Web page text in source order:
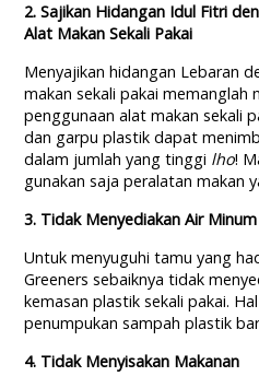
2. Sajikan Hidangan Idul Fitri
Alat Makan Sekali Pakai
Menyajikan hidangan Lebaran
makan sekali pakai memanglah
penggunaan alat makan sekali
dan garpu plastik dapat
dalam jumlah yang tinggi lho!
gunakan saja peralatan makan
3. Tidak Menyediakan Air
Untuk menyuguhi tamu yang
Greeners sebaiknya tidak
kemasan plastik sekali pakai.
penumpukan sampah plastik
4. Tidak Menyisakan Makanan